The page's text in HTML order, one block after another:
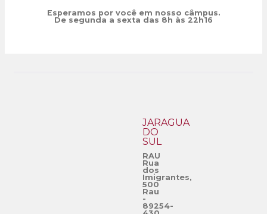
Esperamos por você em nosso câmpus.
De segunda a sexta das 8h às 22h16
JARAGUÁ
DO
SUL
RAU
Rua
dos
Imigrantes,
500
Rau
-
89254-